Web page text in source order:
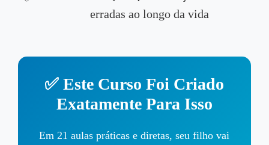
erradas ao longo da vida
✅ Este Curso Foi Criado
Exatamente Para Isso
Em 21 aulas práticas e diretas, seu filho vai